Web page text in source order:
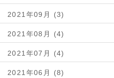
2021年09月 (3)
2021年08月 (4)
2021年07月 (4)
2021年06月 (8)